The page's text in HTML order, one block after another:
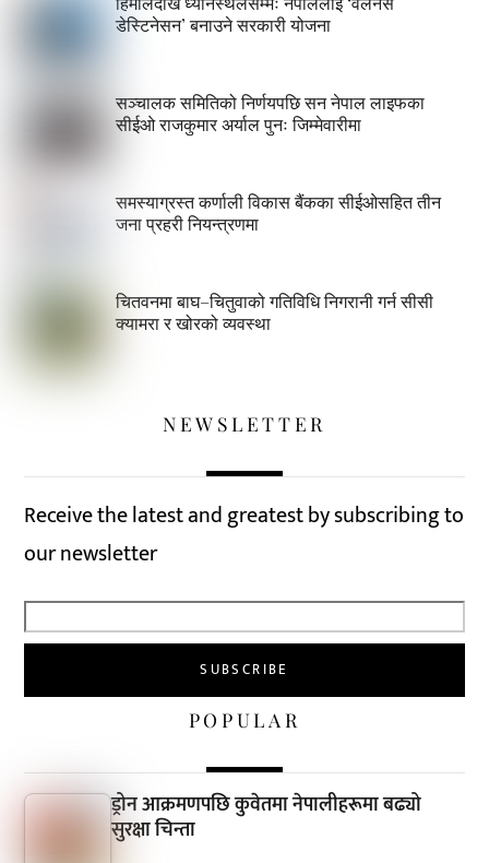
डेस्टिनेसन’ बनाउने सरकारी योजना
सञ्चालक समितिको निर्णयपछि सन नेपाल लाइफका
सीईओ राजकुमार अर्याल पुनः जिम्मेवारीमा
समस्याग्रस्त कर्णाली विकास बैंकका सीईओसहित तीन
जना प्रहरी नियन्त्रणमा
चितवनमा बाघ–चितुवाको गतिविधि निगरानी गर्न सीसी
क्यामरा र खोरको व्यवस्था
NEWSLETTER
Receive the latest and greatest by subscribing to
our newsletter
POPULAR
ड्रोन आक्रमणपछि कुवेतमा नेपालीहरूमा बढ्यो
सुरक्षा चिन्ता